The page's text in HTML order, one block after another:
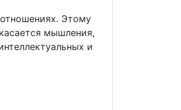
Этому
мышления,
и